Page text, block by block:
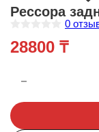
Рессора
ц
е
и
з
5
0
28800 ₸
Количество